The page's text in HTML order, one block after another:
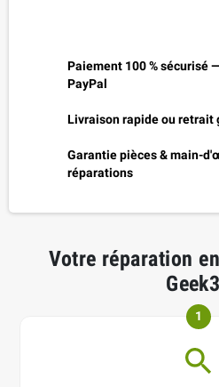
Paiement 100 % sécurisé
PayPal
Livraison rapide ou retrait
Garantie pièces & main-
réparations
Votre réparation
1